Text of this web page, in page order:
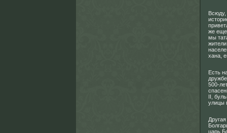
Всюду,
же еще
мы
хана,
Есть
500-
II,
улицы
царь